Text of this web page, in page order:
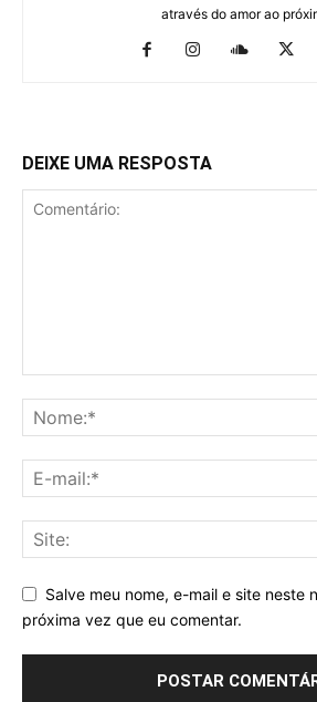
através do amor ao
DEIXE UMA RESPOSTA
Salve meu nome, e-mail e site neste
próxima vez que eu comentar.